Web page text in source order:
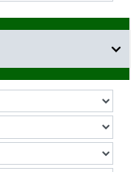
